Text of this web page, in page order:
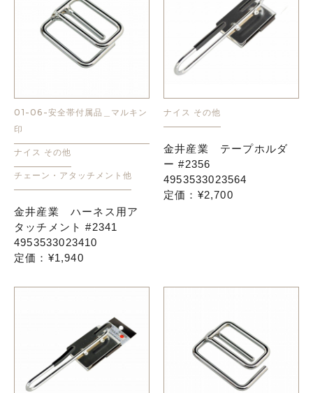
お問い合わせはこちら
01-06-安全帯付属品＿マルキン
印
ナイス その他
チェーン・アタッチメント他
金井産業 ハーネス用ア
タッチメント #2341
4953533023410
定価：¥1,940
ナイス その他
金井産業 テープホルダ
ー #2356
4953533023564
定価：¥2,700